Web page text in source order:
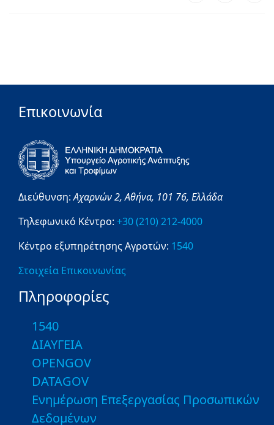
Επικοινωνία
Διεύθυνση:Αχαρνών 2,Αθήνα, 101 76, Ελλάδα
Τηλεφωνικό Κέντρο: +30 (210) 212-4000
Κέντρο εξυπηρέτησης Αγροτών: 1540
Στοιχεία Επικοινωνίας
Πληροφορίες
1540
ΔΙΑΥΓΕΙΑ
OPENGOV
DATAGOV
Ενημέρωση Επεξεργασίας Προσωπικών
Δεδομένων